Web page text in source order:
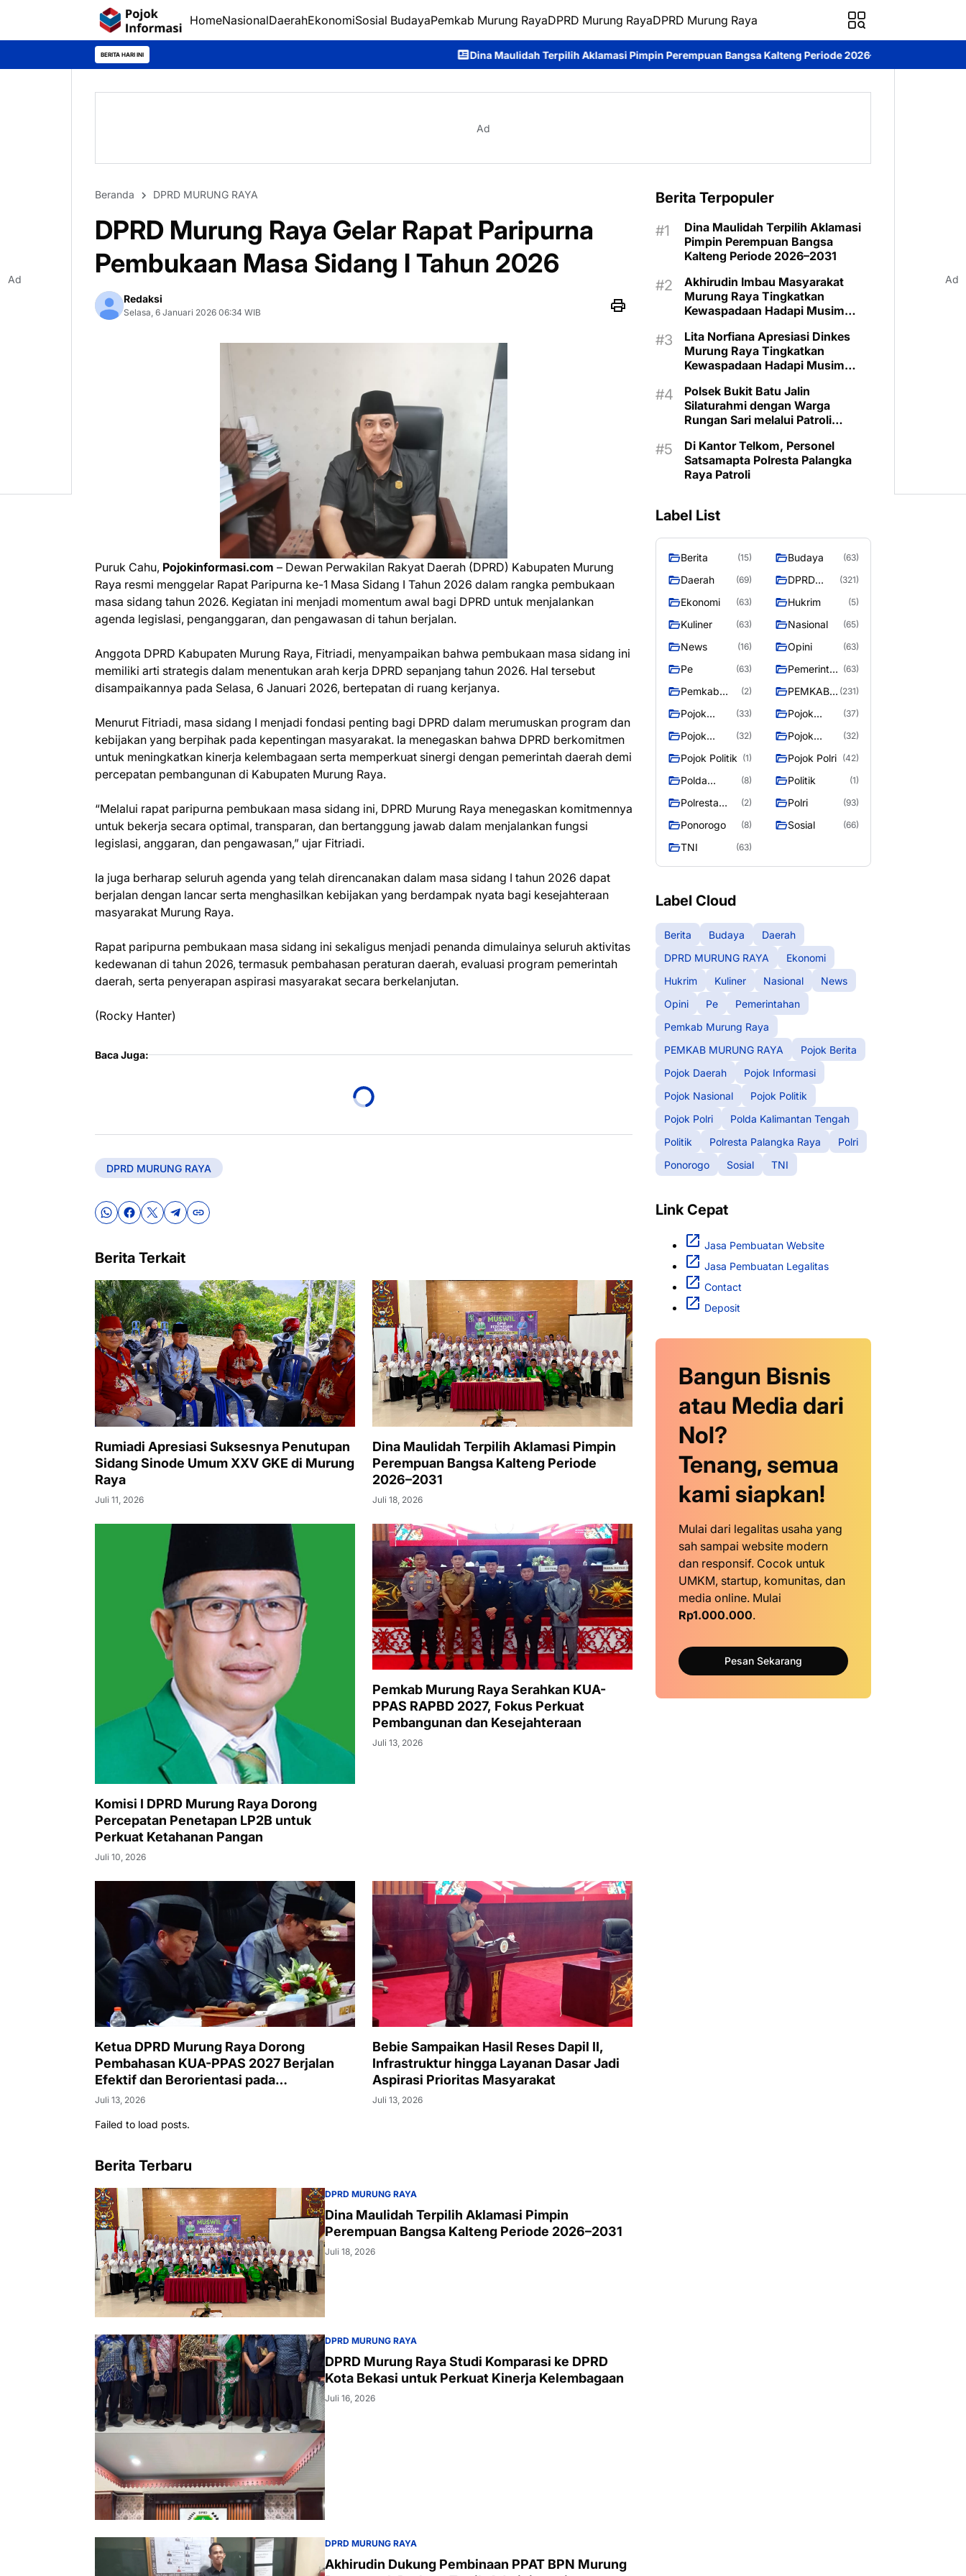
HomeNasionalDaerahEkonomiSosial BudayaPemkab Murung RayaDPRD Murung RayaDPRD Murung Raya
BERITA HARI INI Dina Maulidah Terpilih Aklamasi Pimpin Perempuan Bangsa Kalteng Periode 2026–2031 DPRD Murung Raya Studi Komparasi
Ad
Beranda DPRD MURUNG RAYA
DPRD Murung Raya Gelar Rapat Paripurna
Pembukaan Masa Sidang I Tahun 2026
Redaksi
Selasa, 6 Januari 2026 06:34 WIB
Puruk Cahu, Pojokinformasi.com – Dewan Perwakilan Rakyat Daerah (DPRD) Kabupaten Murung
Raya resmi menggelar Rapat Paripurna ke-1 Masa Sidang I Tahun 2026 dalam rangka pembukaan
masa sidang tahun 2026. Kegiatan ini menjadi momentum awal bagi DPRD untuk menjalankan
agenda legislasi, penganggaran, dan pengawasan di tahun berjalan.
Anggota DPRD Kabupaten Murung Raya, Fitriadi, menyampaikan bahwa pembukaan masa sidang ini
memiliki arti strategis dalam menentukan arah kerja DPRD sepanjang tahun 2026. Hal tersebut
disampaikannya pada Selasa, 6 Januari 2026, bertepatan di ruang kerjanya.
Menurut Fitriadi, masa sidang I menjadi fondasi penting bagi DPRD dalam merumuskan program dan
kebijakan yang berpihak pada kepentingan masyarakat. Ia menegaskan bahwa DPRD berkomitmen
untuk meningkatkan kinerja kelembagaan serta memperkuat sinergi dengan pemerintah daerah demi
percepatan pembangunan di Kabupaten Murung Raya.
“Melalui rapat paripurna pembukaan masa sidang ini, DPRD Murung Raya menegaskan komitmennya
untuk bekerja secara optimal, transparan, dan bertanggung jawab dalam menjalankan fungsi
legislasi, anggaran, dan pengawasan,” ujar Fitriadi.
Ia juga berharap seluruh agenda yang telah direncanakan dalam masa sidang I tahun 2026 dapat
berjalan dengan lancar serta menghasilkan kebijakan yang berdampak nyata bagi kesejahteraan
masyarakat Murung Raya.
Rapat paripurna pembukaan masa sidang ini sekaligus menjadi penanda dimulainya seluruh aktivitas
kedewanan di tahun 2026, termasuk pembahasan peraturan daerah, evaluasi program pemerintah
daerah, serta penyerapan aspirasi masyarakat secara berkelanjutan.
(Rocky Hanter)
Baca Juga:
DPRD MURUNG RAYA
Berita Terkait
Rumiadi Apresiasi Suksesnya Penutupan
Sidang Sinode Umum XXV GKE di Murung
Raya
Juli 11, 2026
Dina Maulidah Terpilih Aklamasi Pimpin
Perempuan Bangsa Kalteng Periode
2026–2031
Juli 18, 2026
Komisi I DPRD Murung Raya Dorong
Percepatan Penetapan LP2B untuk
Perkuat Ketahanan Pangan
Juli 10, 2026
Pemkab Murung Raya Serahkan KUA-
PPAS RAPBD 2027, Fokus Perkuat
Pembangunan dan Kesejahteraan
Juli 13, 2026
Ketua DPRD Murung Raya Dorong
Pembahasan KUA-PPAS 2027 Berjalan
Efektif dan Berorientasi pada
Kepentingan Masyarakat
Juli 13, 2026
Bebie Sampaikan Hasil Reses Dapil II,
Infrastruktur hingga Layanan Dasar Jadi
Aspirasi Prioritas Masyarakat
Juli 13, 2026
Failed to load posts.
Berita Terbaru
DPRD MURUNG RAYA
Dina Maulidah Terpilih Aklamasi Pimpin
Perempuan Bangsa Kalteng Periode 2026–2031
Juli 18, 2026
DPRD MURUNG RAYA
DPRD Murung Raya Studi Komparasi ke DPRD
Kota Bekasi untuk Perkuat Kinerja Kelembagaan
Juli 16, 2026
DPRD MURUNG RAYA
Akhirudin Dukung Pembinaan PPAT BPN Murung
Berita Terpopuler
Dina Maulidah Terpilih Aklamasi
Pimpin Perempuan Bangsa
Kalteng Periode 2026–2031
Akhirudin Imbau Masyarakat
Murung Raya Tingkatkan
Kewaspadaan Hadapi Musim
Lita Norfiana Apresiasi Dinkes
Murung Raya Tingkatkan
Kewaspadaan Hadapi Musim
Polsek Bukit Batu Jalin
Silaturahmi dengan Warga
Rungan Sari melalui Patroli
Di Kantor Telkom, Personel
Satsamapta Polresta Palangka
Raya Patroli
Label List
Berita (15) Budaya (63)
Daerah (69)
DPRD
RAYA
(321)
Ekonomi (63) Hukrim (5)
Kuliner (63) Nasional (65)
News (16) Opini (63)
Pe (63)
Pemerintah (63)
Pemkab
Raya
(2)
PEMKAB
RAYA
(231)
Pojok
(33)
Pojok
(37)
Pojok
(32)
Pojok
(32)
Pojok Politik (1) Pojok Polri (42)
Polda
Tengah
(8) Politik (1)
Polresta
Raya
(2) Polri (93)
Ponorogo (8) Sosial (66)
TNI (63)
Label Cloud
Berita Budaya
Daerah
DPRD MURUNG RAYA
Ekonomi
Hukrim
Kuliner Nasional
News
Opini
Pe
Pemerintahan
Pemkab Murung Raya
PEMKAB MURUNG RAYA
Pojok Berita
Pojok Daerah
Pojok Informasi
Pojok Nasional
Pojok Politik
Pojok Polri
Polda Kalimantan Tengah
Politik
Polresta Palangka Raya
Polri
Ponorogo
Sosial TNI
Link Cepat
Jasa Pembuatan Website
Jasa Pembuatan Legalitas
Contact
Deposit
Bangun Bisnis
atau Media dari
Nol?
Tenang, semua
kami siapkan!
Mulai dari legalitas usaha yang
sah sampai website modern
dan responsif. Cocok untuk
UMKM, startup, komunitas, dan
media online. Mulai
Rp1.000.000.
Pesan Sekarang
Ad Ad